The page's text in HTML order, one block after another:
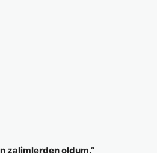
zalimlerden oldum.”